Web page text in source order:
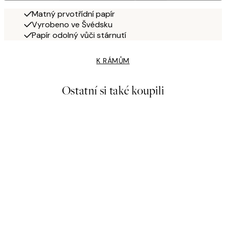
Matný prvotřídní papír
Vyrobeno ve Švédsku
Papír odolný vůči stárnutí
K RÁMŮM
Ostatní si také koupili